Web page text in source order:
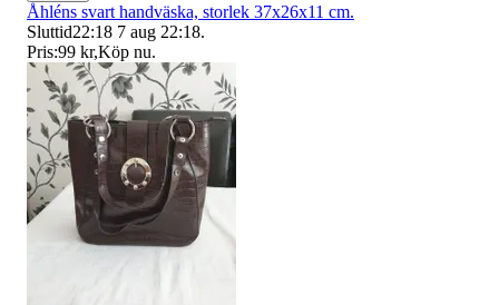
Åhléns svart handväska, storlek 37x26x11 cm.
Sluttid22:18 7 aug 22:18.
Pris:99 kr,Köp nu.